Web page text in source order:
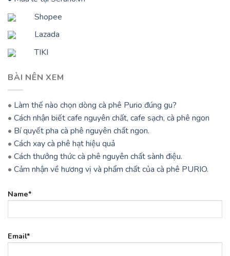
Shopee
Lazada
TIKI
BÀI NÊN XEM
• Làm thế nào chọn dòng cà phê Purio đúng gu?
• Cách nhận biết cafe nguyên chất, cafe sạch, cà phê ngon
• Bí quyết pha cà phê nguyên chất ngon.
• Cách xay cà phê hạt hiệu quả
• Cách thưởng thức cà phê nguyên chất sành điệu.
• Cảm nhận về hương vị và phẩm chất của cà phê PURIO.
Name*
Email*